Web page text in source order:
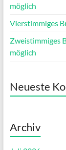
möglich
Vierstimmiges
Zweistimmiges
möglich
Neueste
Archiv